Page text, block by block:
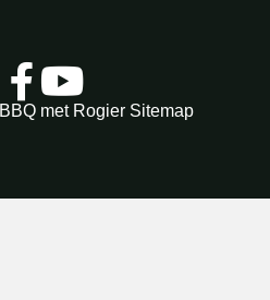
BBQ met Rogier Sitemap